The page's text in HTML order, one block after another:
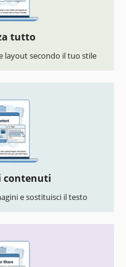
tutto
layout secondo il tuo stile
contenuti
e sostituisci il testo